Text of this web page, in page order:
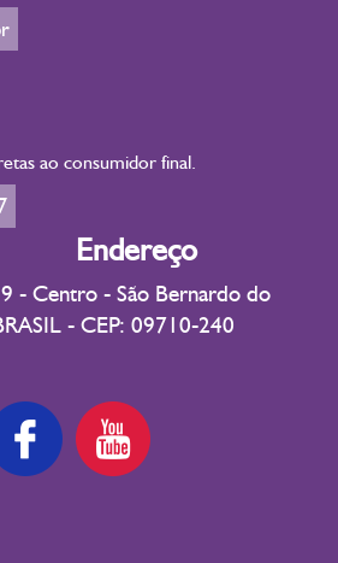
ao consumidor final.
Endereço
- Centro - São Bernardo do
- CEP: 09710-240